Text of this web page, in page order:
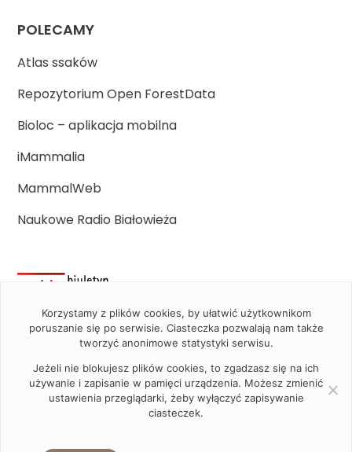
POLECAMY
Atlas ssaków
Repozytorium Open ForestData
Bioloc – aplikacja mobilna
iMammalia
MammalWeb
Naukowe Radio Białowieża
Korzystamy z plików cookies, by ułatwić użytkownikom
poruszanie się po serwisie. Ciasteczka pozwalają nam także
tworzyć anonimowe statystyki serwisu.
Jeżeli nie blokujesz plików cookies, to zgadzasz się na ich
używanie i zapisanie w pamięci urządzenia. Możesz zmienić
ustawienia przeglądarki, żeby wyłączyć zapisywanie
ciasteczek.